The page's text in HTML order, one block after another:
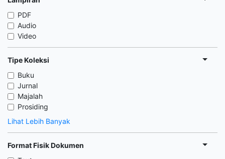
PDF
Audio
Video
Tipe Koleksi
Buku
Jurnal
Majalah
Prosiding
Lihat Lebih Banyak
Format Fisik Dokumen